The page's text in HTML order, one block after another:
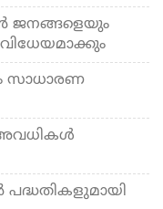
ജനങ്ങളെയും
സാധാരണ
പദ്ധതികളുമായി